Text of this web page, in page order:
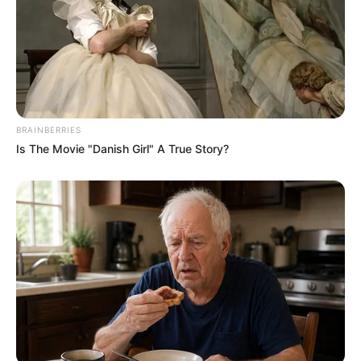
Email address:
BRAINBERRIES
Is The Movie "Danish Girl" A True Story?